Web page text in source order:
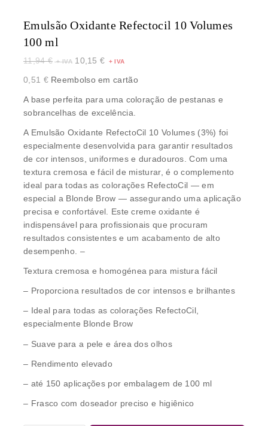
Emulsão Oxidante Refectocil 10 Volumes
100 ml
11,94€ 10,15€
0,51 €Reembolso em cartão
A base perfeita para uma coloração de pestanas e
sobrancelhas de excelência.
A Emulsão Oxidante RefectoCil 10 Volumes (3%) foi
especialmente desenvolvida para garantir resultados
de cor intensos, uniformes e duradouros. Com uma
textura cremosa e fácil de misturar, é o complemento
ideal para todas as colorações RefectoCil — em
especial a Blonde Brow — assegurando uma aplicação
precisa e confortável. Este creme oxidante é
indispensável para profissionais que procuram
resultados consistentes e um acabamento de alto
desempenho. –
Textura cremosa e homogénea para mistura fácil
– Proporciona resultados de cor intensos e brilhantes
– Ideal para todas as colorações RefectoCil,
especialmente Blonde Brow
– Suave para a pele e área dos olhos
– Rendimento elevado
– até 150 aplicações por embalagem de 100 ml
– Frasco com doseador preciso e higiênico